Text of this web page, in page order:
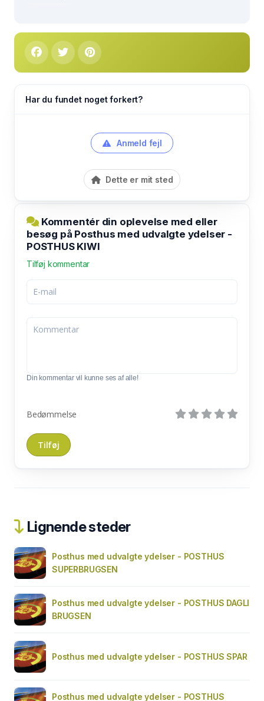
Har du fundet noget forkert?
Anmeld fejl
Dette er mit sted
Kommentér din oplevelse med eller
besøg på Posthus med udvalgte ydelser -
POSTHUS KIWI
Tilføj kommentar
Din kommentar vil kunne ses af alle!
Bedømmelse
Lignende steder
Posthus med udvalgte ydelser - POSTHUS
SUPERBRUGSEN
Posthus med udvalgte ydelser - POSTHUS DAGLI
BRUGSEN
Posthus med udvalgte ydelser - POSTHUS SPAR
Posthus med udvalgte ydelser - POSTHUS